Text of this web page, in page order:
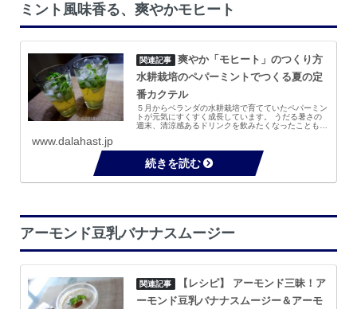
ミント風味香る、爽やかモヒート
爽やか「モヒート」のつくり方
水耕栽培のペパーミントでつくる夏の定
番カクテル
５月からベランダの水耕栽培で育てていたペパーミン
トが元気にすくすく成長しています。 うだる暑さの
週末、清涼感あるドリンクを飲みたくなったこともあ
www.dalahast.jp
アーモンド豆乳バナナスムージー
【レシピ】 アーモンド三昧！ア
ーモンド豆乳バナナスムージー＆アーモ